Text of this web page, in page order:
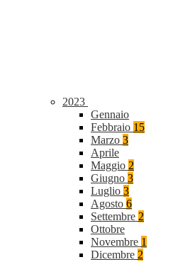
2023
Gennaio
Febbraio 15
Marzo 3
Aprile
Maggio 2
Giugno 3
Luglio 3
Agosto 6
Settembre 2
Ottobre
Novembre 1
Dicembre 2